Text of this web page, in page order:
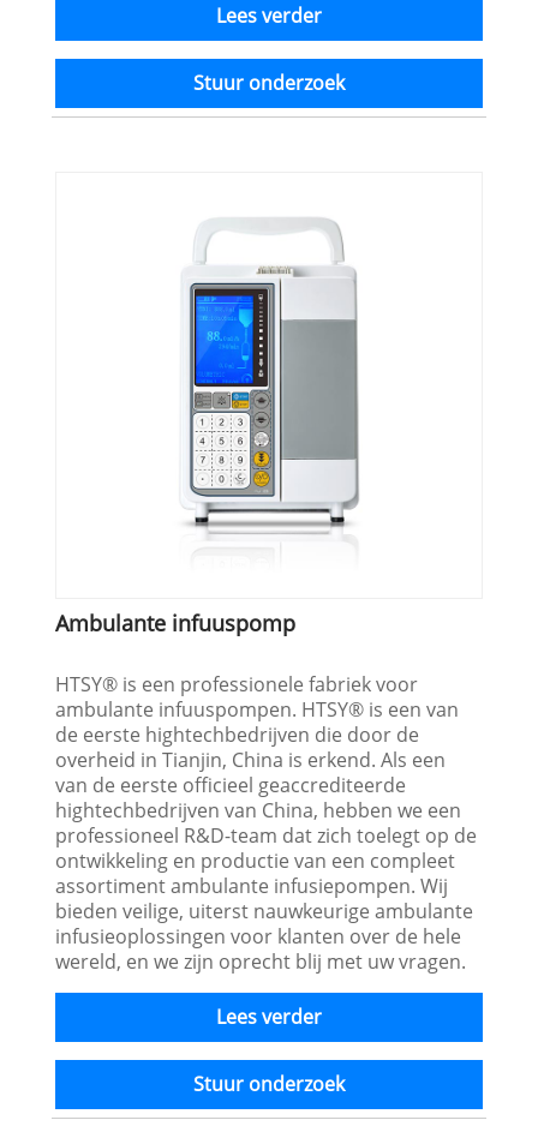
Lees verder
Stuur onderzoek
Ambulante infuuspomp
HTSY® is een professionele fabriek voor
ambulante infuuspompen. HTSY® is een van
de eerste hightechbedrijven die door de
overheid in Tianjin, China is erkend. Als een
van de eerste officieel geaccrediteerde
hightechbedrijven van China, hebben we een
professioneel R&D-team dat zich toelegt op de
ontwikkeling en productie van een compleet
assortiment ambulante infusiepompen. Wij
bieden veilige, uiterst nauwkeurige ambulante
infusieoplossingen voor klanten over de hele
wereld, en we zijn oprecht blij met uw vragen.
Lees verder
Stuur onderzoek